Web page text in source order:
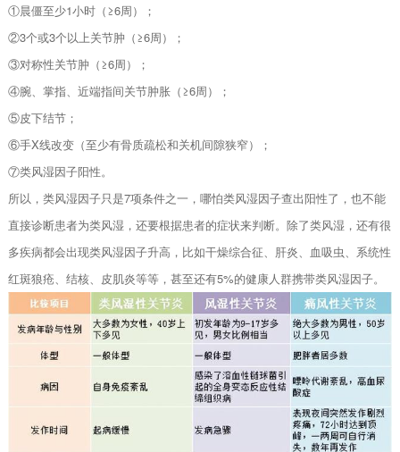
①晨僵至少1小时（≥6周）；
②3个或3个以上关节肿（≥6周）；
③对称性关节肿（≥6周）；
④腕、掌指、近端指间关节肿胀（≥6周）；
⑤皮下结节；
⑥手X线改变（至少有骨质疏松和关机间隙狭窄）；
⑦类风湿因子阳性。
所以，类风湿因子只是7项条件之一，哪怕类风湿因子查出阳性了，也不能
直接诊断患者为类风湿，还要根据患者的症状来判断。除了类风湿，还有很
多疾病都会出现类风湿因子升高，比如干燥综合征、肝炎、血吸虫、系统性
红斑狼疮、结核、皮肌炎等等，甚至还有5%的健康人群携带类风湿因子。